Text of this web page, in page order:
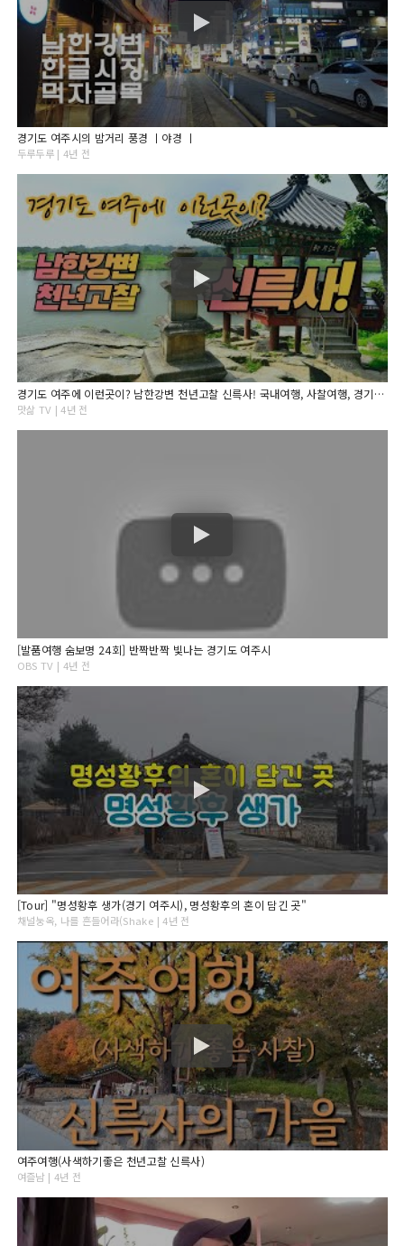
경기도 여주시의 밤거리 풍경 ㅣ야경 ㅣ
두루두루 | 4년 전
경기도 여주에 이런곳이? 남한강변 천년고찰 신륵사! 국내여행, 사찰여행, 경기도 여행, 여주가볼만한곳
맛삶 TV | 4년 전
[발품여행 숨보명 24회] 반짝반짝 빛나는 경기도 여주시
OBS TV | 4년 전
[Tour] "명성황후 생가(경기 여주시), 명성황후의 혼이 담긴 곳"
채널눙옥, 나를 흔들어라(Shake | 4년 전
여주여행(사색하기좋은 천년고찰 신륵사)
여즐남 | 4년 전